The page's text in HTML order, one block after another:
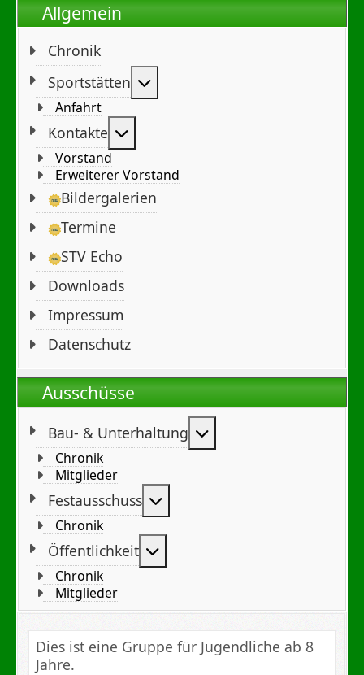
Allgemein
Chronik
Sportstätten
Anfahrt
Kontakte
Vorstand
Erweiterer Vorstand
Bildergalerien
Termine
STV Echo
Downloads
Impressum
Datenschutz
Ausschüsse
Bau- & Unterhaltung
Chronik
Mitglieder
Festausschuss
Chronik
Öffentlichkeit
Chronik
Mitglieder
Dies ist eine Gruppe für Jugendliche ab 8
Jahre.